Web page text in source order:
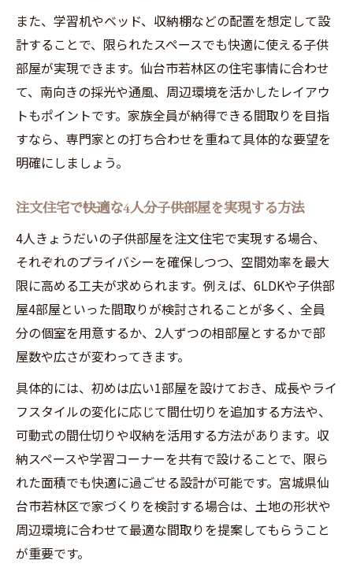
収納と動線を意識した注文住宅子供部屋づ
くり
4人家族向け注文住宅の空間効率アップ術
快適な生活動線を考えた注文住宅の配置ポ
イント
注文住宅で子供部屋とリビングの連携設計
将来を見据えた子供部屋の配置アイデア集
注文住宅で叶える将来対応型子供部屋配置
術
家族構成の変化に強い注文住宅の間取り実
例
リフォームにも対応しやすい注文住宅の提
案
成長後も快適な注文住宅の子供部屋設計法
将来分割も可能な注文住宅の間取りアイデ
ア
注文住宅で理想の子供部屋と暮らしを叶える
注文住宅で家族全員が快適な暮らしを実現
注文住宅で理想的な子供部屋を作るポイン
ト
また、学習机やベッド、収納棚などの配置を想定して設
計することで、限られたスペースでも快適に使える子供
部屋が実現できます。仙台市若林区の住宅事情に合わせ
て、南向きの採光や通風、周辺環境を活かしたレイアウ
トもポイントです。家族全員が納得できる間取りを目指
すなら、専門家との打ち合わせを重ねて具体的な要望を
明確にしましょう。
注文住宅で快適な4人分子供部屋を実現する方法
4人きょうだいの子供部屋を注文住宅で実現する場合、
それぞれのプライバシーを確保しつつ、空間効率を最大
限に高める工夫が求められます。例えば、6LDKや子供部
屋4部屋といった間取りが検討されることが多く、全員
分の個室を用意するか、2人ずつの相部屋とするかで部
屋数や広さが変わってきます。
具体的には、初めは広い1部屋を設けておき、成長やライ
フスタイルの変化に応じて間仕切りを追加する方法や、
可動式の間仕切りや収納を活用する方法があります。収
納スペースや学習コーナーを共有で設けることで、限ら
れた面積でも快適に過ごせる設計が可能です。宮城県仙
台市若林区で家づくりを検討する場合は、土地の形状や
周辺環境に合わせて最適な間取りを提案してもらうこと
が重要です。